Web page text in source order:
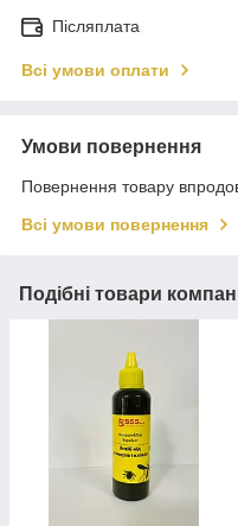
Післяплата
Всі умови оплати
Умови повернення
Повернення товару
Всі умови повернення
Подібні товари